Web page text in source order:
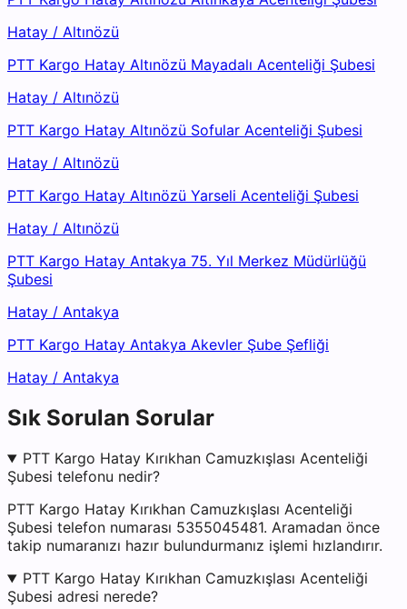
Hatay / Altınözü
PTT Kargo Hatay Altınözü Mayadalı Acenteliği Şubesi
Hatay / Altınözü
PTT Kargo Hatay Altınözü Sofular Acenteliği Şubesi
Hatay / Altınözü
PTT Kargo Hatay Altınözü Yarseli Acenteliği Şubesi
Hatay / Altınözü
PTT Kargo Hatay Antakya 75. Yıl Merkez Müdürlüğü
Şubesi
Hatay / Antakya
PTT Kargo Hatay Antakya Akevler Şube Şefliği
Hatay / Antakya
Sık Sorulan Sorular
PTT Kargo Hatay Kırıkhan Camuzkışlası Acenteliği
Şubesi telefonu nedir?
PTT Kargo Hatay Kırıkhan Camuzkışlası Acenteliği
Şubesi telefon numarası 5355045481. Aramadan önce
takip numaranızı hazır bulundurmanız işlemi hızlandırır.
PTT Kargo Hatay Kırıkhan Camuzkışlası Acenteliği
Şubesi adresi nerede?